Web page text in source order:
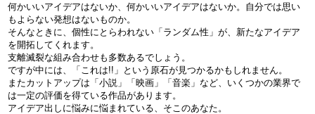
何かいいアイデアはないか、何かいいアイデアはないか。自分では思い
もよらない発想はないものか。
そんなときに、個性にとらわれない「ランダム性」が、新たなアイデア
を開拓してくれます。
支離滅裂な組み合わせも多数あるでしょう。
ですが中には、「これは!!」という原石が見つかるかもしれません。
またカットアップは「小説」「映画」「音楽」など、いくつかの業界で
は一定の評価を得ている作品があります。
アイデア出しに悩みに悩まれている、そこのあなた。